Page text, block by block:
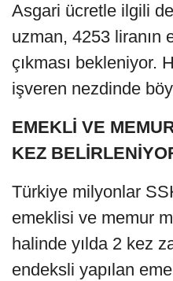
Asgari ücretle ilgili
uzman, 4253 liranın
çıkması bekleniyor.
işveren nezdinde
EMEKLİ VE
KEZ
Türkiye milyonlar
emeklisi ve memur
halinde yılda 2 kez
endeksli yapılan